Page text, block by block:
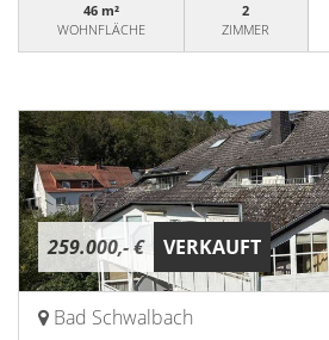
46 m²
WOHNFLÄCHE
2
ZIMMER
259.000,- € VERKAUFT
Bad Schwalbach